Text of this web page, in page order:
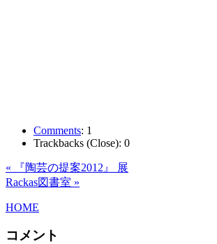
Comments: 1
Trackbacks (Close): 0
« 『陶芸の提案2012』 展
Rackas図書室 »
HOME
コメント